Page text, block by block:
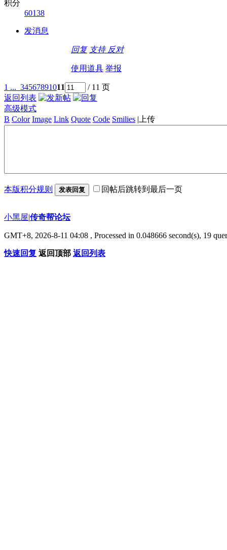
积分
60138
发消息
回复 支持 反对
使用道具 举报
1 ... 34567891011
/ 11 页
返回列表
高级模式
B Color Image Link Quote Code Smilies | 上传
本版积分规则 发表回复 回帖后跳转到最后一页
小黑屋|传奇帮论坛
GMT+8, 2026-8-11 04:08 , Processed in 0.048666 second(s), 19
快速回复 返回顶部 返回列表